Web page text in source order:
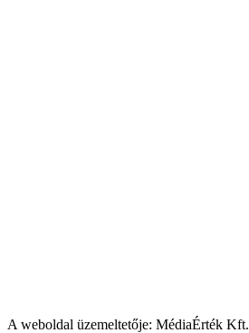
A weboldal üzemeltetője: MédiaÉrték Kft.